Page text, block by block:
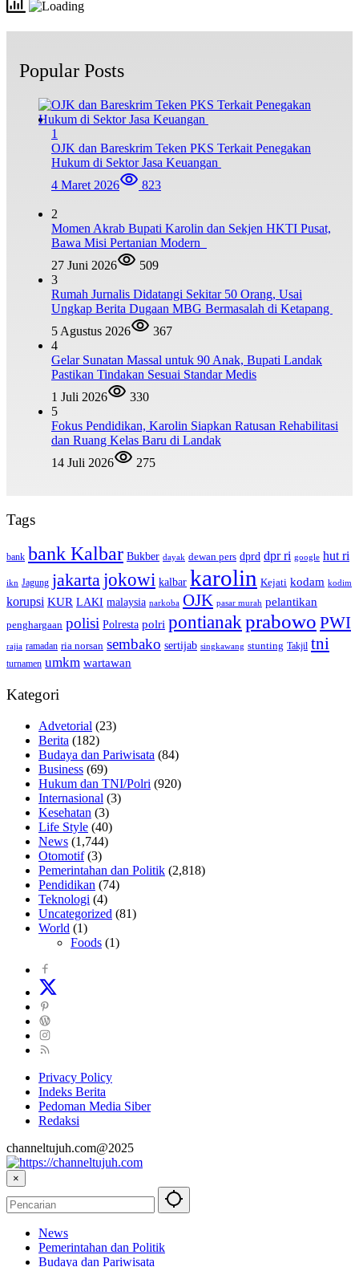
Popular Posts
1
OJK dan Bareskrim Teken PKS Terkait Penegakan
Hukum di Sektor Jasa Keuangan
4 Maret 2026
823
2
Momen Akrab Bupati Karolin dan Sekjen HKTI Pusat,
Bawa Misi Pertanian Modern
27 Juni 2026
509
3
Rumah Jurnalis Didatangi Sekitar 50 Orang, Usai
Ungkap Berita Dugaan MBG Bermasalah di Ketapang
5 Agustus 2026
367
4
Gelar Sunatan Massal untuk 90 Anak, Bupati Landak
Pastikan Tindakan Sesuai Standar Medis
1 Juli 2026
330
5
Fokus Pendidikan, Karolin Siapkan Ratusan Rehabilitasi
dan Ruang Kelas Baru di Landak
14 Juli 2026
275
Tags
bank bank Kalbar Bukber dayak dewan pers dprd dpr ri google hut ri
ikn Jagung jakarta jokowi kalbar karolin Kejati kodam kodim
korupsi KUR LAKI malaysia narkoba OJK pasar murah pelantikan
penghargaan polisi Polresta polri pontianakprabowo PWI
rajia ramadan ria norsan sembako sertijab singkawang stunting Takjil tni
turnamen umkm wartawan
Kategori
Advetorial (23)
Berita (182)
Budaya dan Pariwisata (84)
Business (69)
Hukum dan TNI/Polri (920)
Internasional (3)
Kesehatan (3)
Life Style (40)
News (1,744)
Otomotif(3)
Pemerintahan dan Politik (2,818)
Pendidikan (74)
Teknologi (4)
Uncategorized (81)
World (1)
Foods (1)
Privacy Policy
Indeks Berita
Pedoman Media Siber
Redaksi
channeltujuh.com@2025
×
News
Pemerintahan dan Politik
Budaya dan Pariwisata